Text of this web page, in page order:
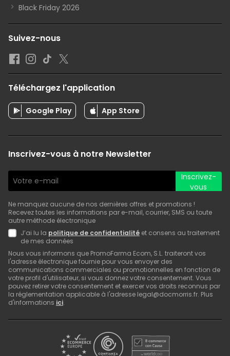
Black Friday 2026
Suivez-nous
Téléchargez l'application
Google Play App Store
Inscrivez-vous à notre Newsletter
Inscrivez-
vous
Ne manquez aucune de nos dernières offres et promotions !
Recevez toutes les informations par e-mail, courrier, SMS ou toute
autre méthode électronique
J’ai lu la politique de confidentialité et consens au traitement
de mes données
Nous vous informons que PromoFarma Ecom, S.L. traiteront vos
l'adresse électronique fournie pour vous envoyer des
communications commerciales ou promotionnelles en fonction de
votre profil d'utilisateur, si vous donnez votre consentement. Vous
pouvez retirer votre consentement et exercer vos droits reconnus par
la réglementation applicable à l'adresse legal@docmorris.fr. Plus
d'informations ici.